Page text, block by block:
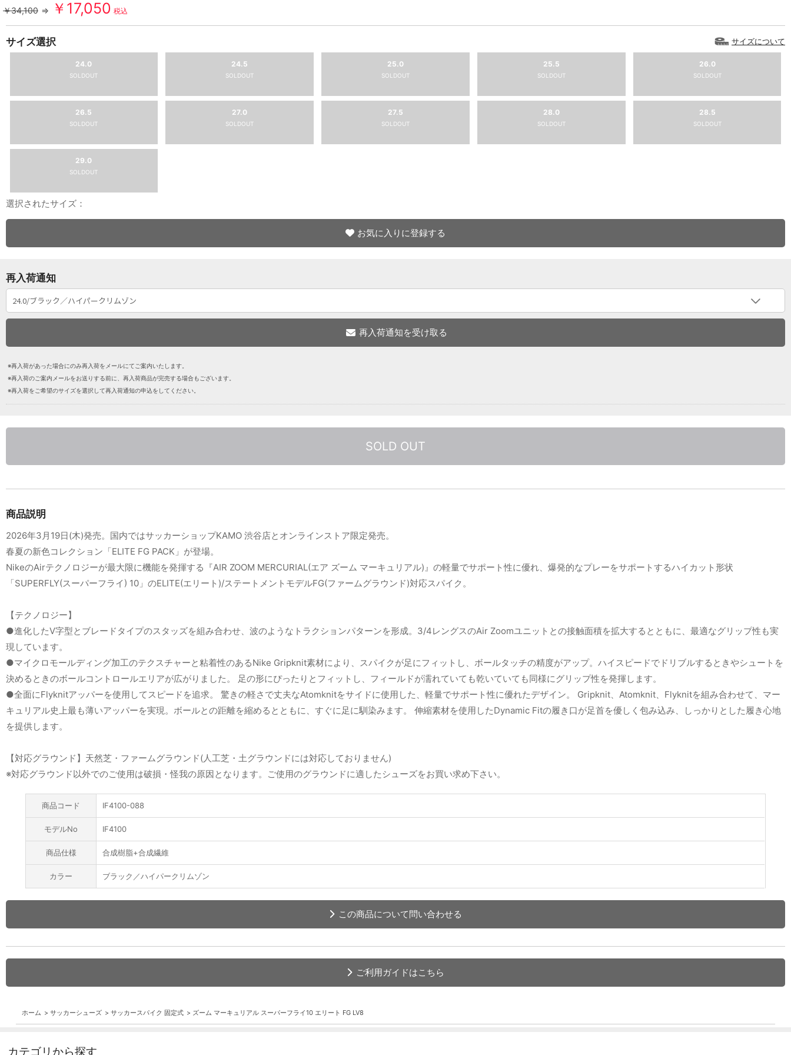
￥34,100 ⇒ ￥17,050 税込
サイズ選択 サイズについて
24.0
SOLDOUT
24.5
SOLDOUT
25.0
SOLDOUT
25.5
SOLDOUT
26.0
SOLDOUT
26.5
SOLDOUT
27.0
SOLDOUT
27.5
SOLDOUT
28.0
SOLDOUT
28.5
SOLDOUT
29.0
SOLDOUT
選択されたサイズ：
お気に入りに登録する
再入荷通知
※再入荷があった場合にのみ再入荷をメールにてご案内いたします。
※再入荷のご案内メールをお送りする前に、再入荷商品が完売する場合もございます。
※再入荷をご希望のサイズを選択して再入荷通知の申込をしてください。
SOLD OUT
商品説明
2026年3月19日(木)発売。国内ではサッカーショップKAMO 渋谷店とオンラインストア限定発売。
春夏の新色コレクション「ELITE FG PACK」が登場。
NikeのAirテクノロジーが最大限に機能を発揮する『AIR ZOOM MERCURIAL(エア ズーム マーキュリアル)』の軽量でサポート性に優れ、爆発的なプレーをサポートするハイカット形状
「SUPERFLY(スーパーフライ) 10」のELITE(エリート)/ステートメントモデルFG(ファームグラウンド)対応スパイク。
【テクノロジー】
●進化したV字型とブレードタイプのスタッズを組み合わせ、波のようなトラクションパターンを形成。3/4レングスのAir Zoomユニットとの接触面積を拡大するとともに、最適なグリップ性も実
現しています。
●マイクロモールディング加工のテクスチャーと粘着性のあるNike Gripknit素材により、スパイクが足にフィットし、ボールタッチの精度がアップ。ハイスピードでドリブルするときやシュートを
決めるときのボールコントロールエリアが広がりました。 足の形にぴったりとフィットし、フィールドが濡れていても乾いていても同様にグリップ性を発揮します。
●全面にFlyknitアッパーを使用してスピードを追求。 驚きの軽さで丈夫なAtomknitをサイドに使用した、軽量でサポート性に優れたデザイン。 Gripknit、Atomknit、Flyknitを組み合わせて、マー
キュリアル史上最も薄いアッパーを実現。ボールとの距離を縮めるとともに、すぐに足に馴染みます。 伸縮素材を使用したDynamic Fitの履き口が足首を優しく包み込み、しっかりとした履き心地
を提供します。
【対応グラウンド】天然芝・ファームグラウンド(人工芝・土グラウンドには対応しておりません)
※対応グラウンド以外でのご使用は破損・怪我の原因となります。ご使用のグラウンドに適したシューズをお買い求め下さい。
商品コード IF4100-088
モデルNo IF4100
商品仕様 合成樹脂+合成繊維
カラー ブラック／ハイパークリムゾン
この商品について問い合わせる
ご利用ガイドはこちら
ホーム > サッカーシューズ > サッカースパイク 固定式 > ズーム マーキュリアル スーパーフライ10 エリート FG LV8
カテゴリから探す